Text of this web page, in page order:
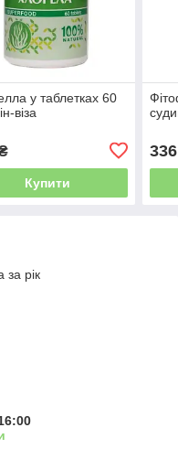
у таблетках 60
віза
Купити
336
за рік